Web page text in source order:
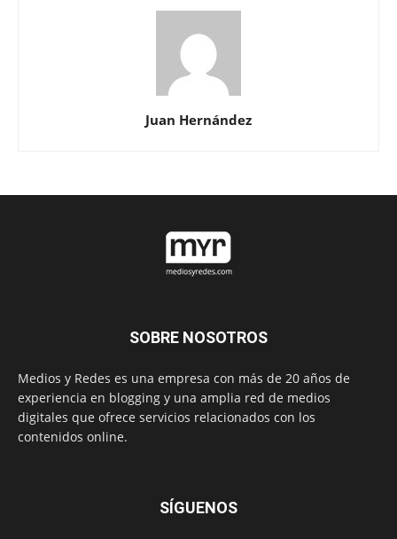
Juan Hernández
SOBRE NOSOTROS
Medios y Redes es una empresa con más de 20 años de
experiencia en blogging y una amplia red de medios
digitales que ofrece servicios relacionados con los
contenidos online.
SÍGUENOS